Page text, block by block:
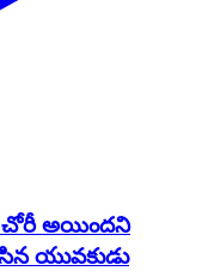
చోరీ అయిందని
యువకుడు